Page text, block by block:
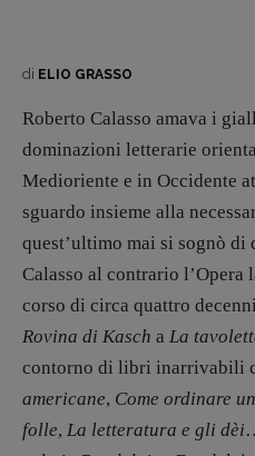
RUBRICHE
presente
Fumetti
Libro & Film
Pulp for kids
Opera prima
DOSSIER
Intelligenza
di ELIO GRASSO
Roberto Calasso amava i
dominazioni letterarie
Medioriente e in Occidente
sguardo insieme alla
quest’ultimo mai si sognò di
Calasso al contrario l’Opera
corso di circa quattro
Rovina di Kasch a La
contorno di libri inarrivabili
americane, Come ordinare
folle, La letteratura e gli dèi